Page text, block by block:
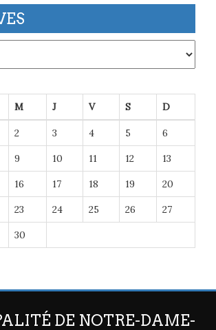
M J V S D
2 3 4 5 6
9 10 11 12 13
16 17 18 19 20
23 24 25 26 27
30
DE NOTRE-DAME-